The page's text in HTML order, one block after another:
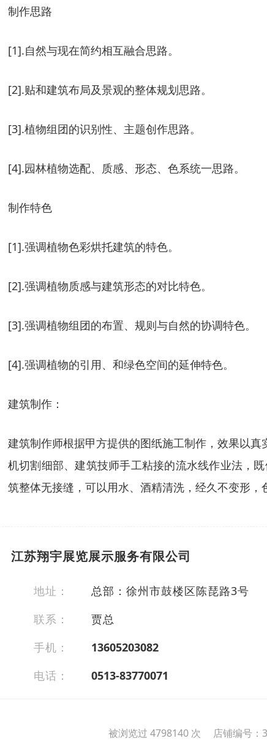
制作思路
[1].自然与现在简约相互融合思路。
[2].贴和建筑布局及景观的整体规划思路。
[3].植物组团的识别性、主题创作思路。
[4].园林植物选配、质感、形态、色系统一思路。
制作特色
[1].强调植物色彩烘托建筑的特色。
[2].强调植物质感与建筑形态的对比特色。
[3].强调植物组团的布置、规则与自然的协调特色。
[4].强调植物的引用、和绿色空间的延伸特色。
建筑制作：
建筑制作师根据甲方提供的图纸施工制作，效果以
机切割细部、建筑技师手工粘接的流水线作业法，
筑整体无接缝，可以用水、酒精清洗，经久不变形，
江苏翔宇展览展示服务有限公司
地址：
总部：徐州市鼓楼区陈琵路3号
联系：
贾总
手机：
13605203082
电话：
0513-83770071
被浏览过 4798140 次 店铺编号：